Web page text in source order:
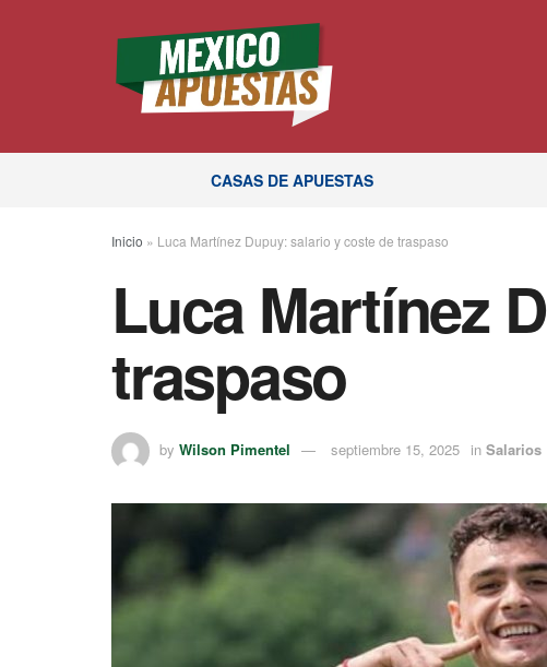
CASAS DE APUESTAS
Inicio » Luca Martínez Dupuy: salario y coste de traspaso
Luca Martínez
traspaso
by Wilson Pimentel septiembre 15, 2025 in Salarios